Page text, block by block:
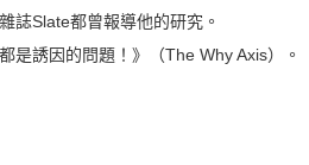
誌Slate都曾報導他的研究。
是誘因的問題！》（The Why Axis）。